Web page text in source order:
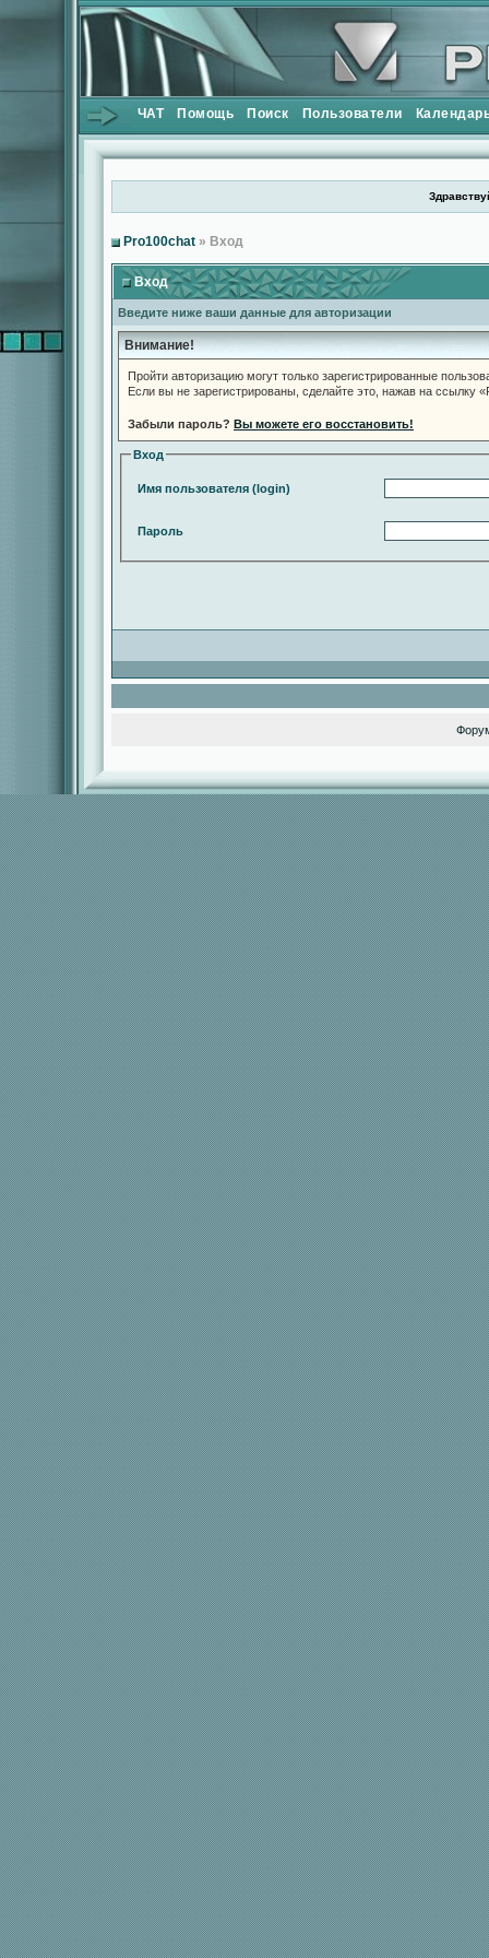
ЧАТ Помощь Поиск Пользователи
Pro100chat » Вход
Вход
Введите ниже ваши данные для авторизации
Внимание!
Пройти авторизацию могут только зарегистрированные
Если вы не зарегистрированы, сделайте это, нажав на ссылку
Забыли пароль? Вы можете его восстановить!
Вход
Имя пользователя (login)
Пароль